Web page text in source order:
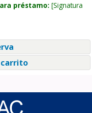
préstamo: Signatura